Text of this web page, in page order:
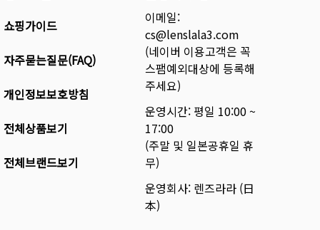
쇼핑가이드
자주묻는질문(FAQ)
개인정보보호방침
전체상품보기
전체브랜드보기
이메일:
cs@lenslala3.com
(네이버 이용고객은 꼭
스팸예외대상에 등록해
주세요)
운영시간: 평일 10:00 ~
17:00
(주말 및 일본공휴일 휴
무)
운영회사: 렌즈라라 (日
本)